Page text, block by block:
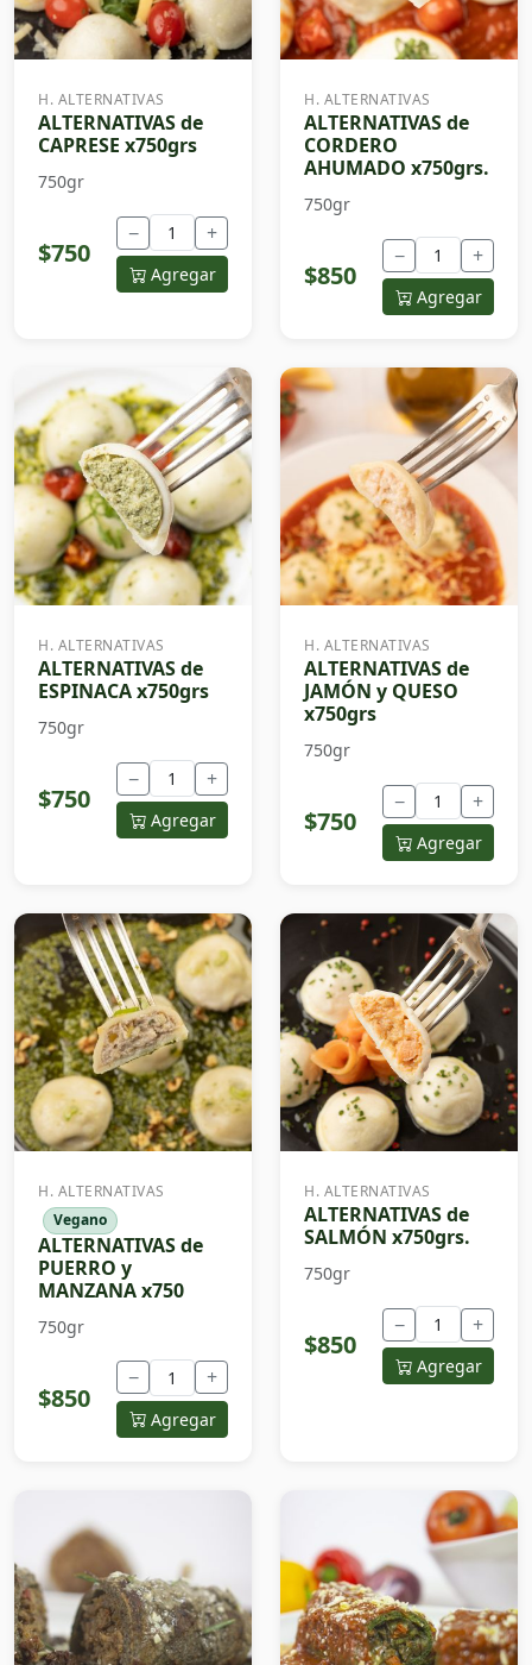
H. ALTERNATIVAS
ALTERNATIVAS de
CAPRESE x750grs
750gr
$750
− +
Agregar
H. ALTERNATIVAS
ALTERNATIVAS de
CORDERO
AHUMADO x750grs.
750gr
$850
− +
Agregar
H. ALTERNATIVAS
ALTERNATIVAS de
ESPINACA x750grs
750gr
$750
− +
Agregar
H. ALTERNATIVAS
ALTERNATIVAS de
JAMÓN y QUESO
x750grs
750gr
$750
− +
Agregar
H. ALTERNATIVAS
Vegano
ALTERNATIVAS de
PUERRO y
MANZANA x750
750gr
$850
− +
Agregar
H. ALTERNATIVAS
ALTERNATIVAS de
SALMÓN x750grs.
750gr
$850
− +
Agregar